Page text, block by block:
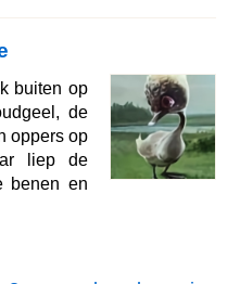
aan te
op moest
je de
aan de
buiten op
de
oppers op
liep de
benen en
de
diepe